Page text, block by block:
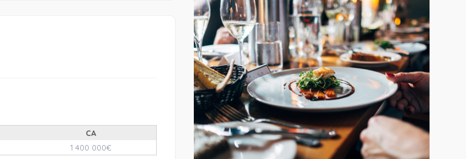
CA
1 400 000€